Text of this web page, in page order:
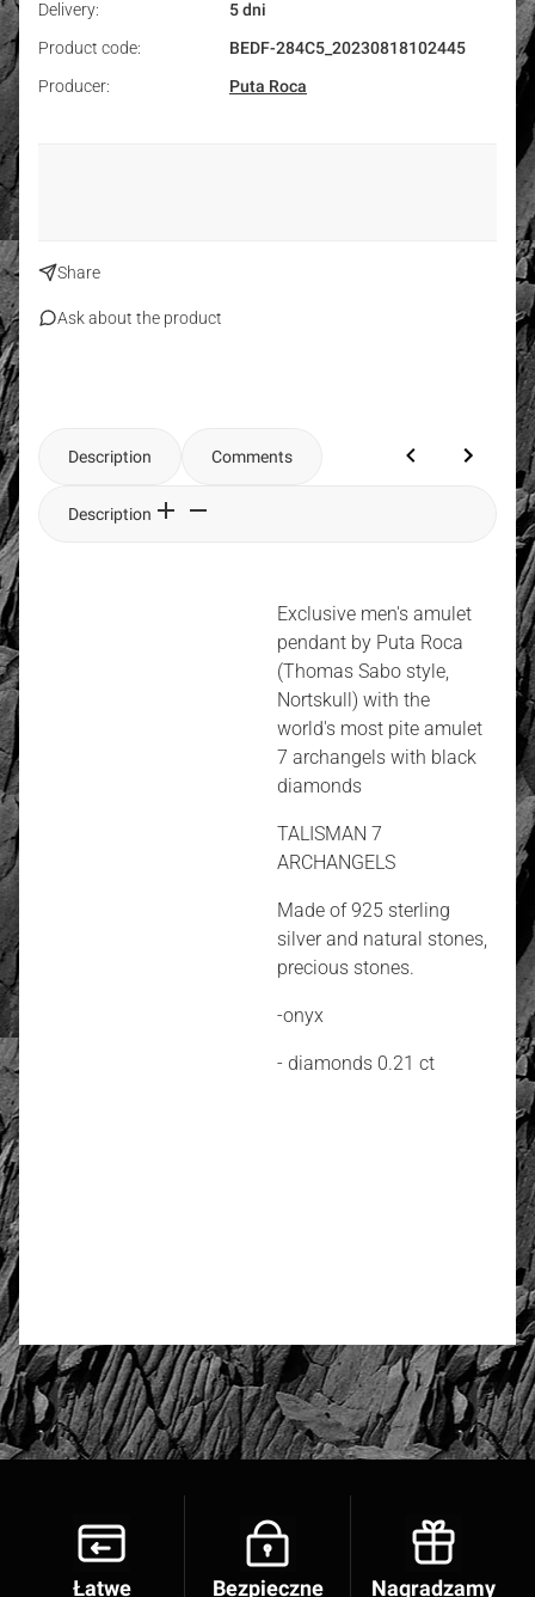
Delivery:
5 dni
Product code:
BEDF-284C5_20230818102445
Producer:
Puta Roca
Share
Ask about the product
Description Comments
Description
Exclusive men's amulet
pendant by Puta Roca
(Thomas Sabo style,
Nortskull) with the
world's most pite amulet
7 archangels with black
diamonds
TALISMAN 7
ARCHANGELS
Made of 925 sterling
silver and natural stones,
precious stones.
-onyx
- diamonds 0.21 ct
Łatwe Bezpieczne Nagradzamy